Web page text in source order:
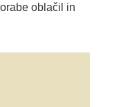
oblačil in